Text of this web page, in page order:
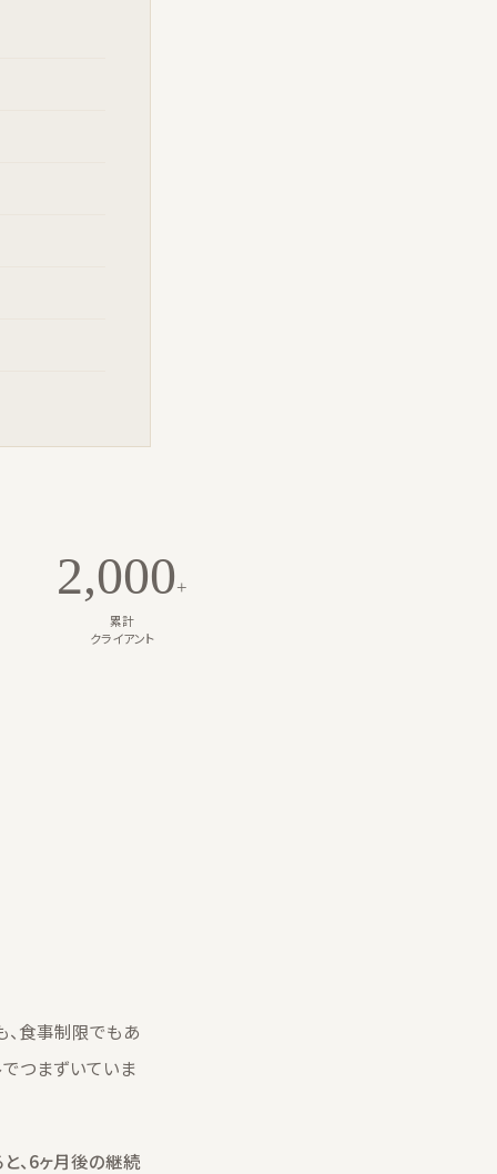
2,000+
累計
クライアント
、食事制限でもあ
つまずいていま
、6ヶ月後の継続